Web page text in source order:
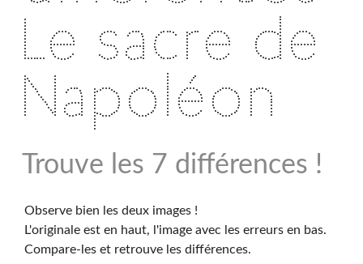
Le sacre de
Napoléon
Trouve les 7 différences !
Observe bien les deux images !
L'originale est en haut, l'image avec les erreurs en bas.
Compare-les et retrouve les différences.